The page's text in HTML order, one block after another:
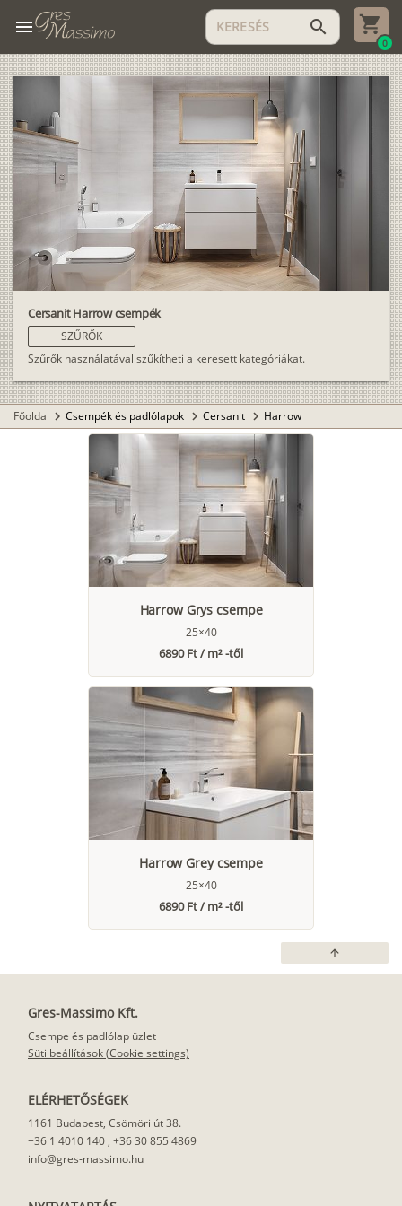
menu search
0
Cersanit Harrow csempék
SZŰRŐK
Szűrők használatával szűkítheti a keresett kategóriákat.
Főoldal chevron_right Csempék és padlólapok chevron_right Cersanit chevron_right Harrow
Harrow Grys csempe
25×40
6890 Ft / m² -től
Harrow Grey csempe
25×40
6890 Ft / m² -től
arrow_upward
Gres-Massimo Kft.
Csempe és padlólap üzlet
Süti beállítások (Cookie settings)
ELÉRHETŐSÉGEK
1161 Budapest, Csömöri út 38.
+36 1 4010 140 , +36 30 855 4869
info@gres-massimo.hu